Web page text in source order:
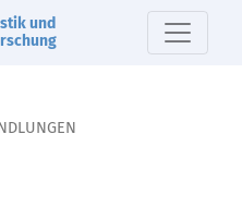
und Phonologie. Teil 2
und